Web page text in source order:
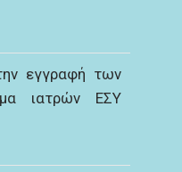
εγγραφή των
ιατρών ΕΣΥ